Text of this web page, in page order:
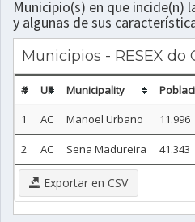
Municipio(s) en que incide(n)
y algunas de sus
Municipios - RESEX do
# UF Municipality
1
AC Manoel Urbano 11.996
2 AC Sena Madureira 41.343
Exportar en CSV